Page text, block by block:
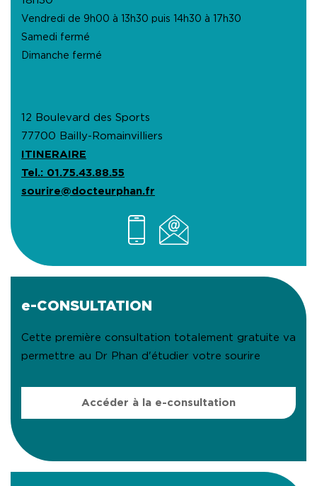
Vendredi de 9h00 à 13h30 puis 14h30 à 17h30
Samedi fermé
Dimanche fermé
12 Boulevard des Sports
77700 Bailly-Romainvilliers
ITINERAIRE
Tel.: 01.75.43.88.55
sourire@docteurphan.fr
e-CONSULTATION
Cette première consultation totalement gratuite va
permettre au Dr Phan d'étudier votre sourire
Accéder à la e-consultation